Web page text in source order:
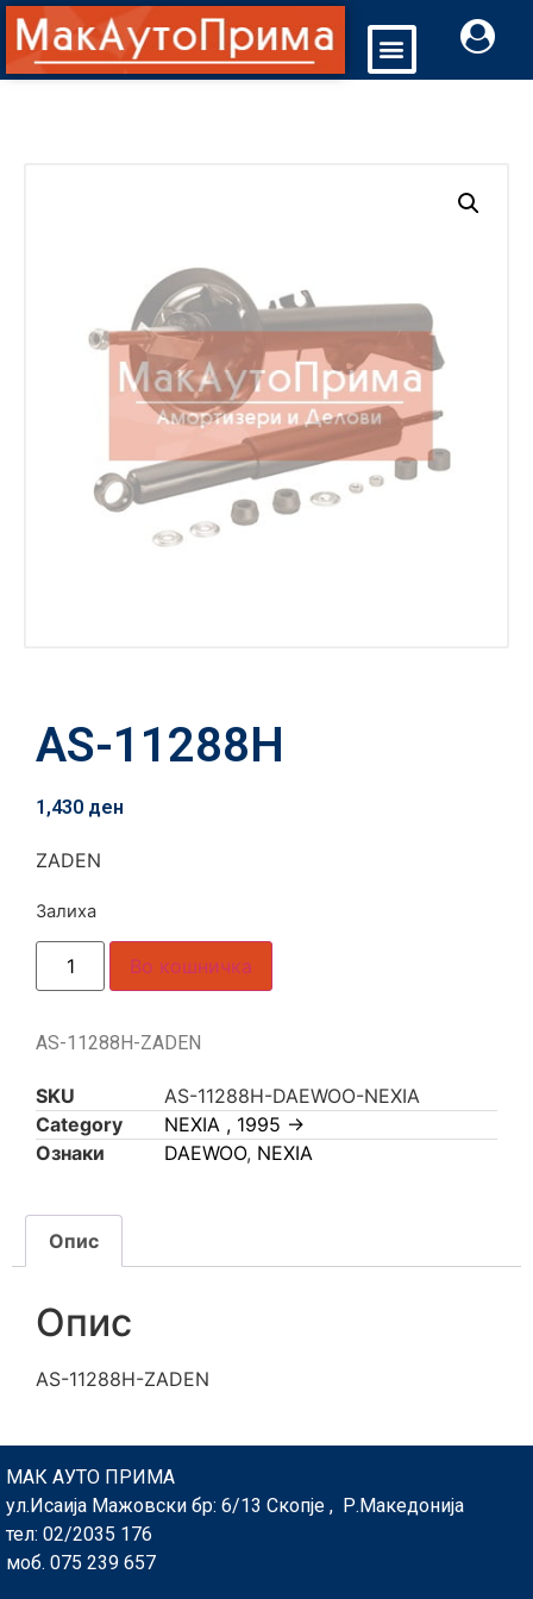
AS-11288H
1,430 ден
ZADEN
Залиха
Во кошничка
AS-11288H-ZADEN
SKU
AS-11288H-DAEWOO-NEXIA
Category
NEXIA , 1995 ->
Ознаки
DAEWOO, NEXIA
Опис
Опис
AS-11288H-ZADEN
МАК АУТО ПРИМА
ул.Исаија Мажовски бр: 6/13 Скопје , Р.Македонија
тел: 02/2035 176
моб. 075 239 657